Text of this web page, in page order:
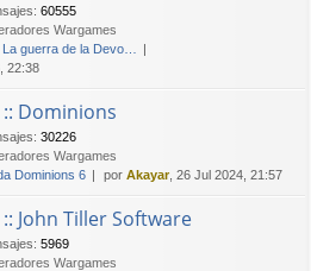
: 60555
Wargames
La guerra de la Devo…
22:38
Dominions
: 30226
Wargames
Dominions 6 por Akayar, 26 Jul 2024, 21:57
John Tiller Software
: 5969
Wargames